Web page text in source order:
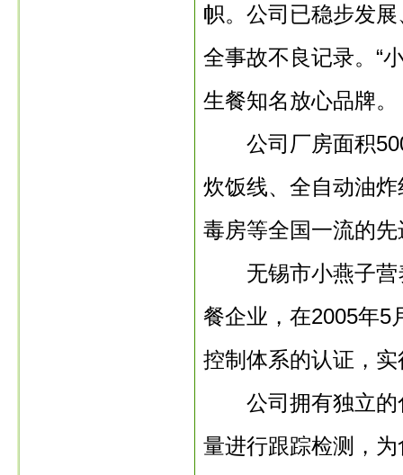
帜。公司已稳步发
全事故不良记录。“
生餐知名放心品牌。
公司厂房面积
炊饭线、全自动油
毒房等全国一流的
无锡市小燕子营
餐企业，在2005年5
控制体系的认证，
公司拥有独立的
量进行跟踪检测，